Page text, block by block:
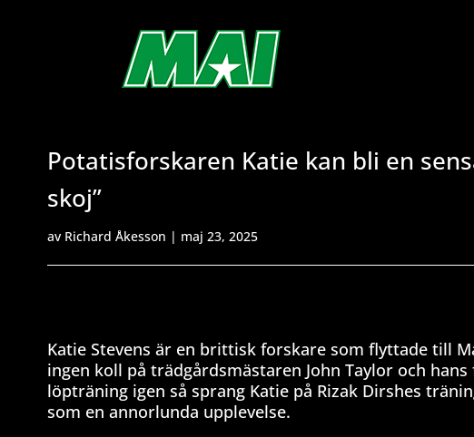
Potatisforskaren Katie kan bli en
skoj”
av Richard Åkesson | maj 23, 2025
Katie Stevens är en brittisk forskare som flyttade till
ingen koll på trädgårdsmästaren John Taylor och
löpträning igen så sprang Katie på Rizak Dirshes
som en annorlunda upplevelse.